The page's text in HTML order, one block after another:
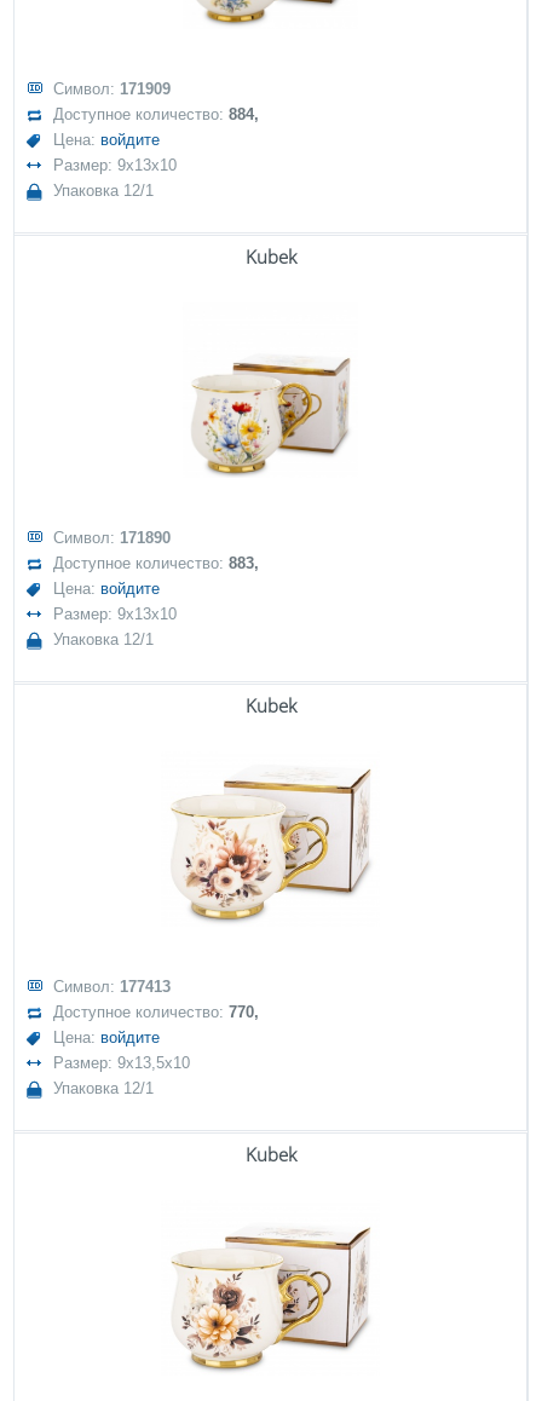
Символ: 171909
Доступное количество:884,
Цена: войдите
Размер: 9x13x10
Упаковка 12/1
Kubek
Символ: 171890
Доступное количество:883,
Цена: войдите
Размер: 9x13x10
Упаковка 12/1
Kubek
Символ: 177413
Доступное количество:770,
Цена: войдите
Размер: 9x13,5x10
Упаковка 12/1
Kubek